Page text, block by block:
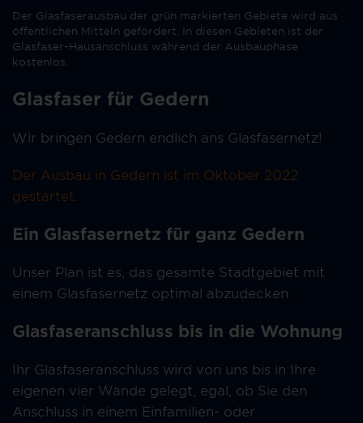
Der Glasfaserausbau der grün markierten Gebiete wird aus
öffentlichen Mitteln gefördert. In diesen Gebieten ist der
Glasfaser-Hausanschluss während der Ausbauphase
kostenlos.
Glasfaser für Gedern
Wir bringen Gedern endlich ans Glasfasernetz!
Der Ausbau in Gedern ist im Oktober 2022
gestartet.
Ein Glasfasernetz für ganz Gedern
Unser Plan ist es, das gesamte Stadtgebiet mit
einem Glasfasernetz optimal abzudecken.
Glasfaseranschluss bis in die Wohnung
Ihr Glasfaseranschluss wird von uns bis in Ihre
eigenen vier Wände gelegt, egal, ob Sie den
Anschluss in einem Einfamilien- oder